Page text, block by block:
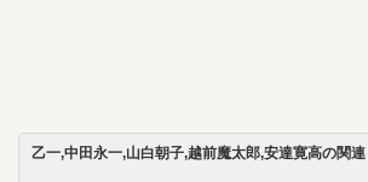
乙一,中田永一,山白朝子,越前魔太郎,安達寛高の関連